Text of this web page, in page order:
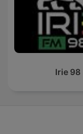
Irie 98